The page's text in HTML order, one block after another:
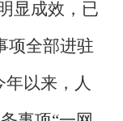
显成效，已
项全部进驻
以来，人